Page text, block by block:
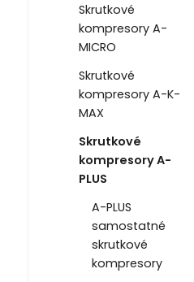
Skrutkové
kompresory A-
MICRO
Skrutkové
kompresory A-K-
MAX
Skrutkové
kompresory A-
PLUS
A-PLUS
samostatné
skrutkové
kompresory